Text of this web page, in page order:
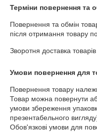
Терміни повернення та
Повернення та обмін
після отримання товару
Зворотня доставка
Умови повернення для
Повернення товару
Товар можна повернути
умови збереження
презентабельного
Обов'язкові умови для